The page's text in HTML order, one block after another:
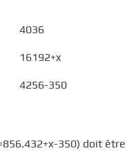
4036
16192+x
4256-350
350) doit